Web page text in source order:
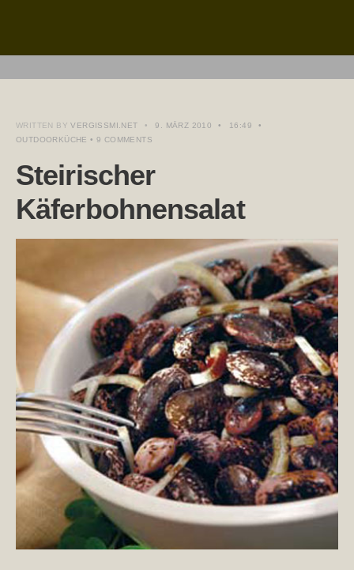
WRITTEN BYVERGISSMI.NET • 9. MÄRZ 2010 • 16:49
•
OUTDOORKÜCHE • 9 COMMENTS
Steirischer
Käferbohnensalat